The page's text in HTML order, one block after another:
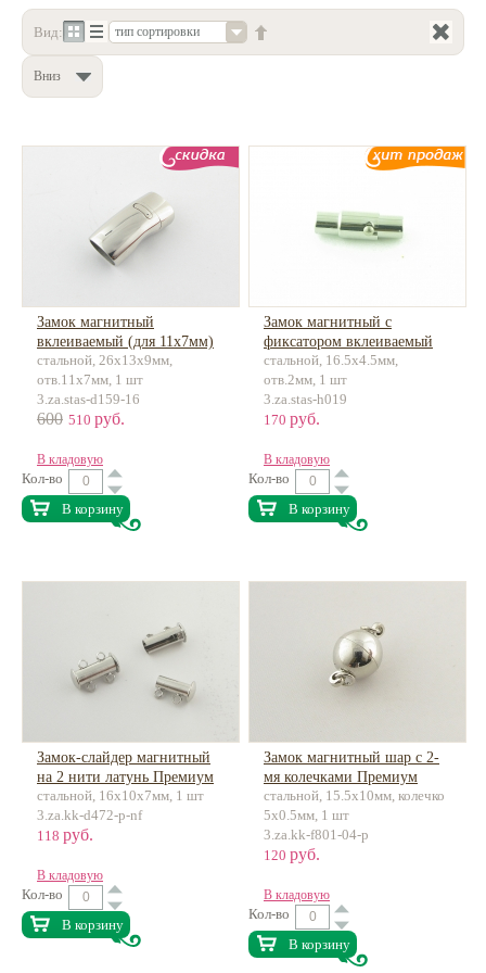
Нетемнеющая фурнитура
Всё для вышивки
Натуральные камни
Новинки!
Вид: тип сортировки
Вниз
Замок магнитный
вклеиваемый (для 11х7мм)
нержавеющая сталь
стальной, 26х13х9мм,
отв.11х7мм, 1 шт
3.za.stas-d159-16
600 510 руб.
В кладовую
Кол-во
В корзину
Замок магнитный с
фиксатором вклеиваемый
для 2мм нержавеющая сталь
стальной, 16.5х4.5мм,
отв.2мм, 1 шт
3.za.stas-h019
170 руб.
В кладовую
Кол-во
В корзину
Замок-слайдер магнитный
на 2 нити латунь Премиум
класса
стальной, 16х10х7мм, 1 шт
3.za.kk-d472-p-nf
118 руб.
В кладовую
Кол-во
В корзину
Замок магнитный шар с 2-
мя колечками Премиум
латунь
стальной, 15.5х10мм, колечко
5х0.5мм, 1 шт
3.za.kk-f801-04-p
120 руб.
В кладовую
Кол-во
В корзину